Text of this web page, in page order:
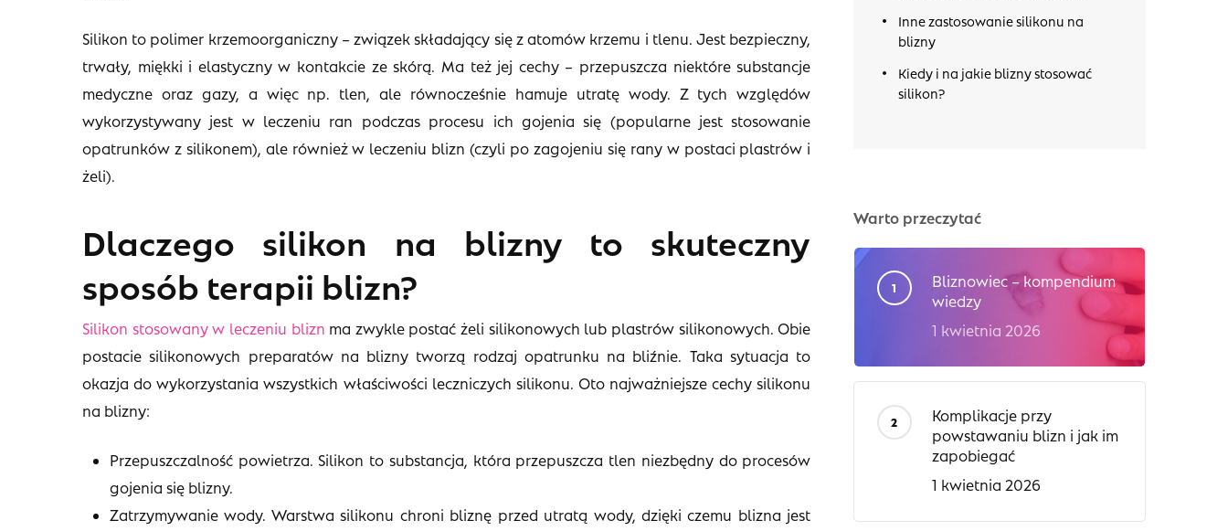
Silikon to polimer krzemoorganiczny – związek składający się z atomów krzemu i tlenu. Jest bezpieczny,
trwały, miękki i elastyczny w kontakcie ze skórą. Ma też jej cechy – przepuszcza niektóre substancje
medyczne oraz gazy, a więc np. tlen, ale równocześnie hamuje utratę wody. Z tych względów
wykorzystywany jest w leczeniu ran podczas procesu ich gojenia się (popularne jest stosowanie
opatrunków z silikonem), ale również w leczeniu blizn (czyli po zagojeniu się rany w postaci plastrów i
żeli).
Dlaczego silikon na blizny to skuteczny
sposób terapii blizn?
Silikon stosowany w leczeniu blizn ma zwykle postać żeli silikonowych lub plastrów silikonowych. Obie
postacie silikonowych preparatów na blizny tworzą rodzaj opatrunku na bliźnie. Taka sytuacja to
okazja do wykorzystania wszystkich właściwości leczniczych silikonu. Oto najważniejsze cechy silikonu
na blizny:
Przepuszczalność powietrza. Silikon to substancja, która przepuszcza tlen niezbędny do procesów
gojenia się blizny.
Zatrzymywanie wody. Warstwa silikonu chroni bliznę przed utratą wody, dzięki czemu blizna jest
Inne zastosowanie silikonu na
blizny
Kiedy i na jakie blizny stosować
silikon?
Warto przeczytać
Bliznowiec – kompendium
wiedzy
1 kwietnia 2026
Komplikacje przy
powstawaniu blizn i jak im
zapobiegać
1 kwietnia 2026